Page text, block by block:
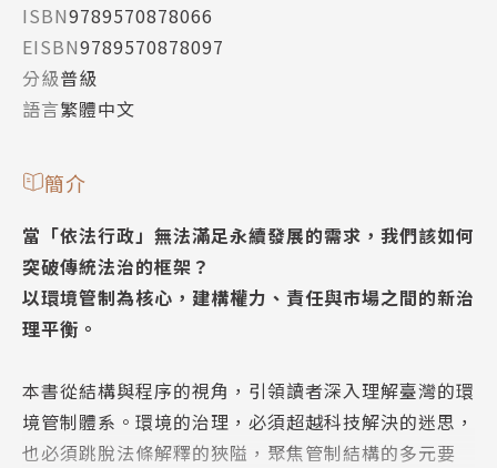
ISBN9789570878066
EISBN9789570878097
分級普級
語言繁體中文
簡介
當「依法行政」無法滿足永續發展的需求，我們該如何
突破傳統法治的框架？
以環境管制為核心，建構權力、責任與市場之間的新治
理平衡。
本書從結構與程序的視角，引領讀者深入理解臺灣的環
境管制體系。環境的治理，必須超越科技解決的迷思，
也必須跳脫法條解釋的狹隘，聚焦管制結構的多元要